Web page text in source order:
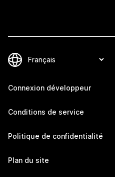
Connexion développeur
Conditions de service
Politique de confidentialité
Plan du site